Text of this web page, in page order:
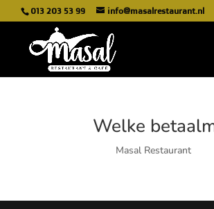
013 203 53 99 info@masalrestaurant.nl
Welke
Masal Restaurant